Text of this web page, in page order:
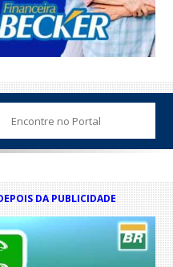
DA PUBLICIDADE